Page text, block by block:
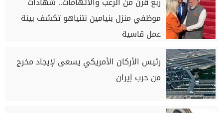
موظفي منزل بنيامين نتنياهو تكشف بيئة
عمل قاسية
رئيس الأركان الأمريكي يسعى لإيجاد مخرج
من حرب إيران